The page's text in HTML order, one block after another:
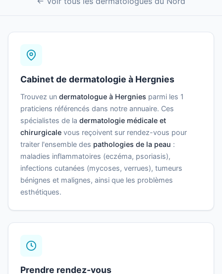
Cabinet de dermatologie à Hergnies
Trouvez un dermatologue à Hergnies parmi les 1
praticiens référencés dans notre annuaire. Ces
spécialistes de la dermatologie médicale et
chirurgicale vous reçoivent sur rendez-vous pour
traiter l'ensemble des pathologies de la peau :
maladies inflammatoires (eczéma, psoriasis),
infections cutanées (mycoses, verrues), tumeurs
bénignes et malignes, ainsi que les problèmes
esthétiques.
Prendre rendez-vous